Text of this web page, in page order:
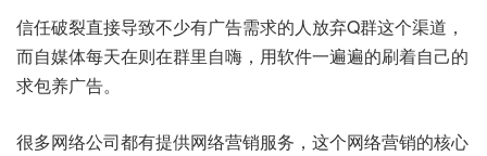
信任破裂直接导致不少有广告需求的人放弃Q群这个渠道，
而自媒体每天在则在群里自嗨，用软件一遍遍的刷着自己的
求包养广告。
很多网络公司都有提供网络营销服务，这个网络营销的核心